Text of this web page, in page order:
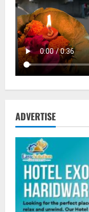
ADVERTISE